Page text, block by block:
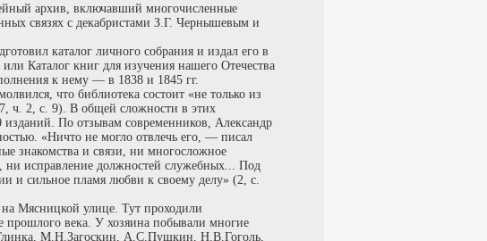
архив, включавший многочисленные
связях с декабристами З.Г. Чернышевым и
каталог личного собрания и издал его в
Каталог книг для изучения нашего Отечества
к нему — в 1838 и 1845 гг.
что библиотека состоит «не только из
ч. 2, с. 9). В общей сложности в этих
изданий. По отзывам современников, Александр
«Ничто не могло отвлечь его, — писал
знакомства и связи, ни многосложное
исправление должностей служебных... Под
и сильное пламя любви к своему делу» (2, с.
на Мясницкой улице. Тут проходили
прошлого века. У хозяина побывали многие
М.Н.Загоскин, А.С.Пушкин, Н.В.Гоголь,